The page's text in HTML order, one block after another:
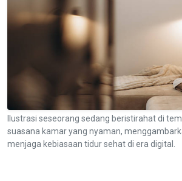
Ilustrasi seseorang sedang beristirahat di
suasana kamar yang nyaman,
menjaga kebiasaan tidur sehat di era digital.